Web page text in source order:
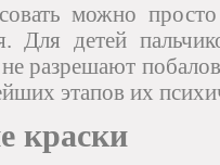
можно
Для детей
разрешают
этапов их
краски